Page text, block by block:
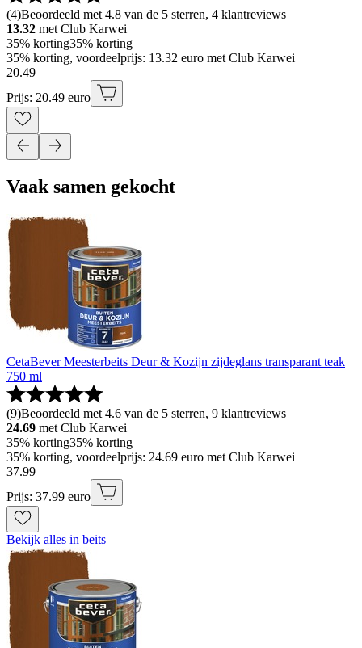
(4)Beoordeeld met 4.8 van de 5 sterren, 4 klantreviews
13.32 met Club Karwei
35% korting35% korting
35% korting, voordeelprijs: 13.32 euro met Club Karwei
20.49
Prijs: 20.49 euro
Vaak samen gekocht
CetaBever Meesterbeits Deur & Kozijn zijdeglans transparant teak
750 ml
(9)Beoordeeld met 4.6 van de 5 sterren, 9 klantreviews
24.69 met Club Karwei
35% korting35% korting
35% korting, voordeelprijs: 24.69 euro met Club Karwei
37.99
Prijs: 37.99 euro
Bekijk alles in beits